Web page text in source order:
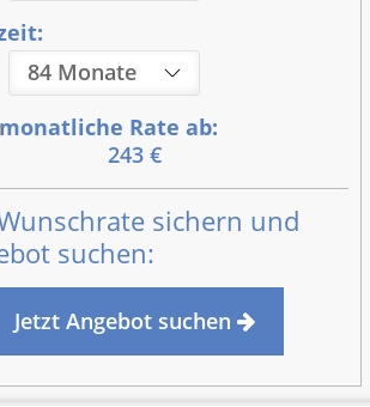
Rate ab:
243 €
sichern und
suchen:
Jetzt Angebot suchen